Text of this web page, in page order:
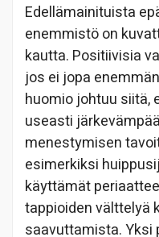
Edellämainituista
enemmistö on
kautta. Positiivisia
jos ei jopa
huomio johtuu siitä,
useasti
menestymisen
esimerkiksi
käyttämät
tappioiden välttelyä
saavuttamista. Yksi